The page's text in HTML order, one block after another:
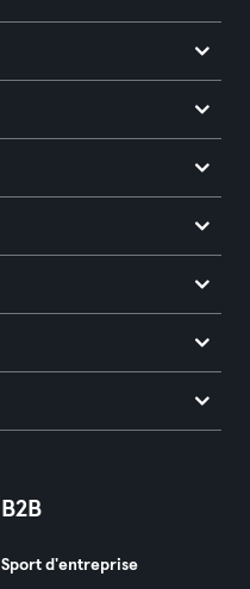
B2B
Sport d'entreprise